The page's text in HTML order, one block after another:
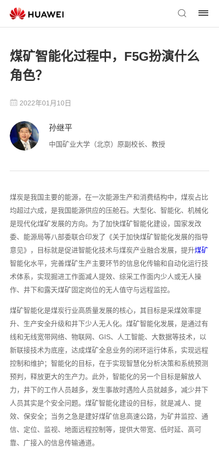
煤矿智能化过程中，F5G扮演什么
角色？
2022年01月10日
孙继平
中国矿业大学（北京）原副校长、教授
煤炭是我国主要的能源，在一次能源生产和消费结构中，煤炭占比
均超过六成，是我国能源供应的压舱石。大型化、智能化、机械化
是现代化煤矿发展的方向。为了加快煤矿智能化建设，国家发改
委、能源局等八部委联合印发了《关于加快煤矿智能化发展的指导
意见》，目标就是促进智能化技术与煤炭产业融合发展，提升煤矿
智能化水平，完善煤矿生产主要环节的信息化传输和自动化运行技
术体系，实现掘进工作面减人提效、综采工作面内少人或无人操
作、井下和露天煤矿固定岗位的无人值守与远程监控。
煤矿智能化是煤炭行业高质量发展的核心，其目标是采煤效率提
升、生产安全升级和井下少人无人化。煤矿智能化发展，是通过有
线和无线宽带网络、物联网、GIS、人工智能、大数据等技术，以
新联接技术为底座，达成煤矿全息业务的闭环运行体系，实现远程
控制和维护；智能化的目标，在于实现智慧化分析决策和系统预测
预判，释放更大的生产力。此外，智能化的另一个目标是解放人
力，井下的工作人员越多，发生事故时遇险人员就越多，减少井下
人员其实是个安全问题。煤矿智能化建设的目标，就是减人、提
效、保安全；当务之急是建好煤矿信息高速公路，为矿井监控、通
信、定位、监视、地面远程控制等，提供大带宽、低时延、高可
靠、广接入的信息传输通道。